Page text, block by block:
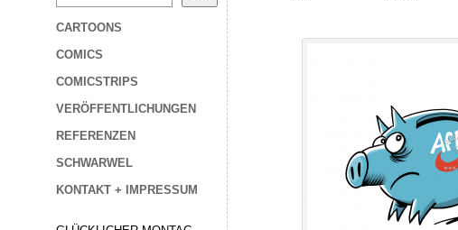
CARTOONS
COMICS
COMICSTRIPS
VERÖFFENTLICHUNGEN
REFERENZEN
SCHWARWEL
KONTAKT + IMPRESSUM